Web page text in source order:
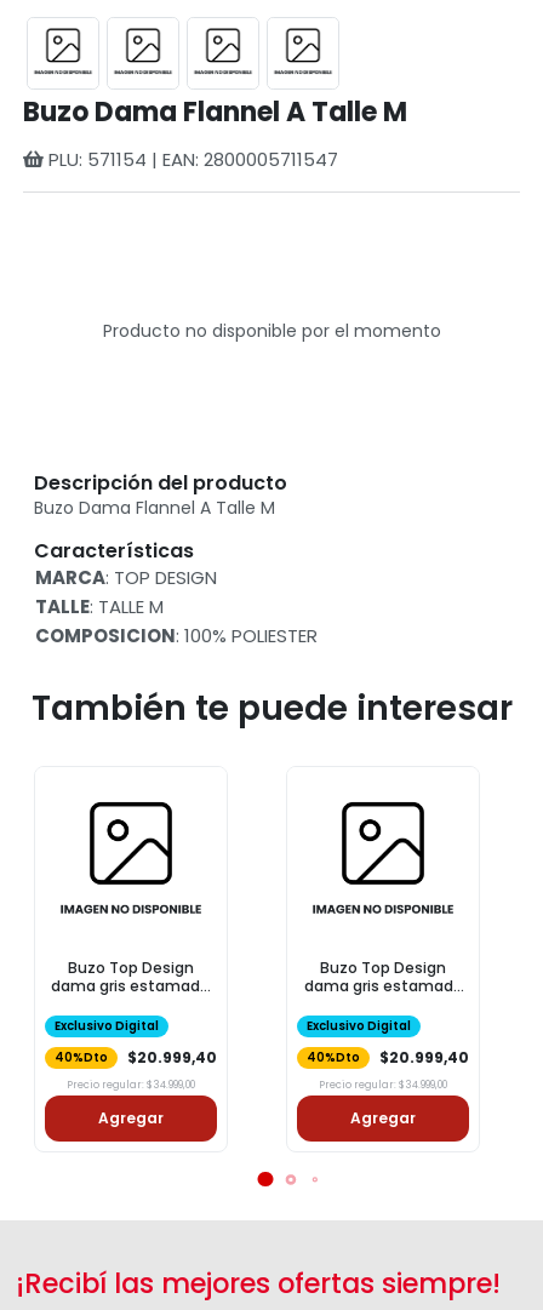
Buzo Dama Flannel A Talle M
PLU: 571154 | EAN: 2800005711547
Producto no disponible por el momento
Descripción del producto
Buzo Dama Flannel A Talle M
Características
MARCA: TOP DESIGN
TALLE: TALLE M
COMPOSICION: 100% POLIESTER
También te puede interesar
Buzo Top Design
dama gris estamado
Exclusivo Digital
40%Dto
$20.999,40
Precio regular: $34.999,00
Agregar
Buzo Top Design
dama gris estamado
Exclusivo Digital
40%Dto
$20.999,40
Precio regular: $34.999,00
Agregar
¡Recibí las mejores ofertas siempre!